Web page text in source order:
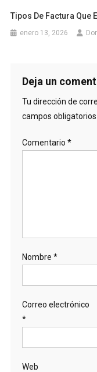
Tipos De Factura Que
enero 13, 2026
Deja un
Tu dirección de
campos
Comentario *
Nombre *
Correo electrónico
*
Web